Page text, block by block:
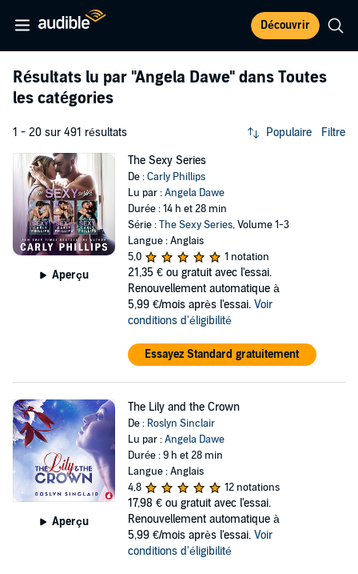
Découvrir
Résultats lu par "Angela Dawe" dans Toutes
les catégories
1 - 20 sur 491 résultats Populaire Filtre
Aperçu
The Sexy Series
De :Carly Phillips
Lu par :Angela Dawe
Durée : 14 h et 28 min
Série :The Sexy Series, Volume 1-3
Langue : Anglais
5,0
1 notation
21,35 € ou gratuit avec l'essai.
Renouvellement automatique à
5,99 €/mois après l'essai. Voir
conditions d'éligibilité
Essayez Standard gratuitement
Aperçu
The Lily and the Crown
De : Roslyn Sinclair
Lu par :Angela Dawe
Durée : 9 h et 28 min
Langue : Anglais
4,8
12 notations
17,98 € ou gratuit avec l'essai.
Renouvellement automatique à
5,99 €/mois après l'essai. Voir
conditions d'éligibilité